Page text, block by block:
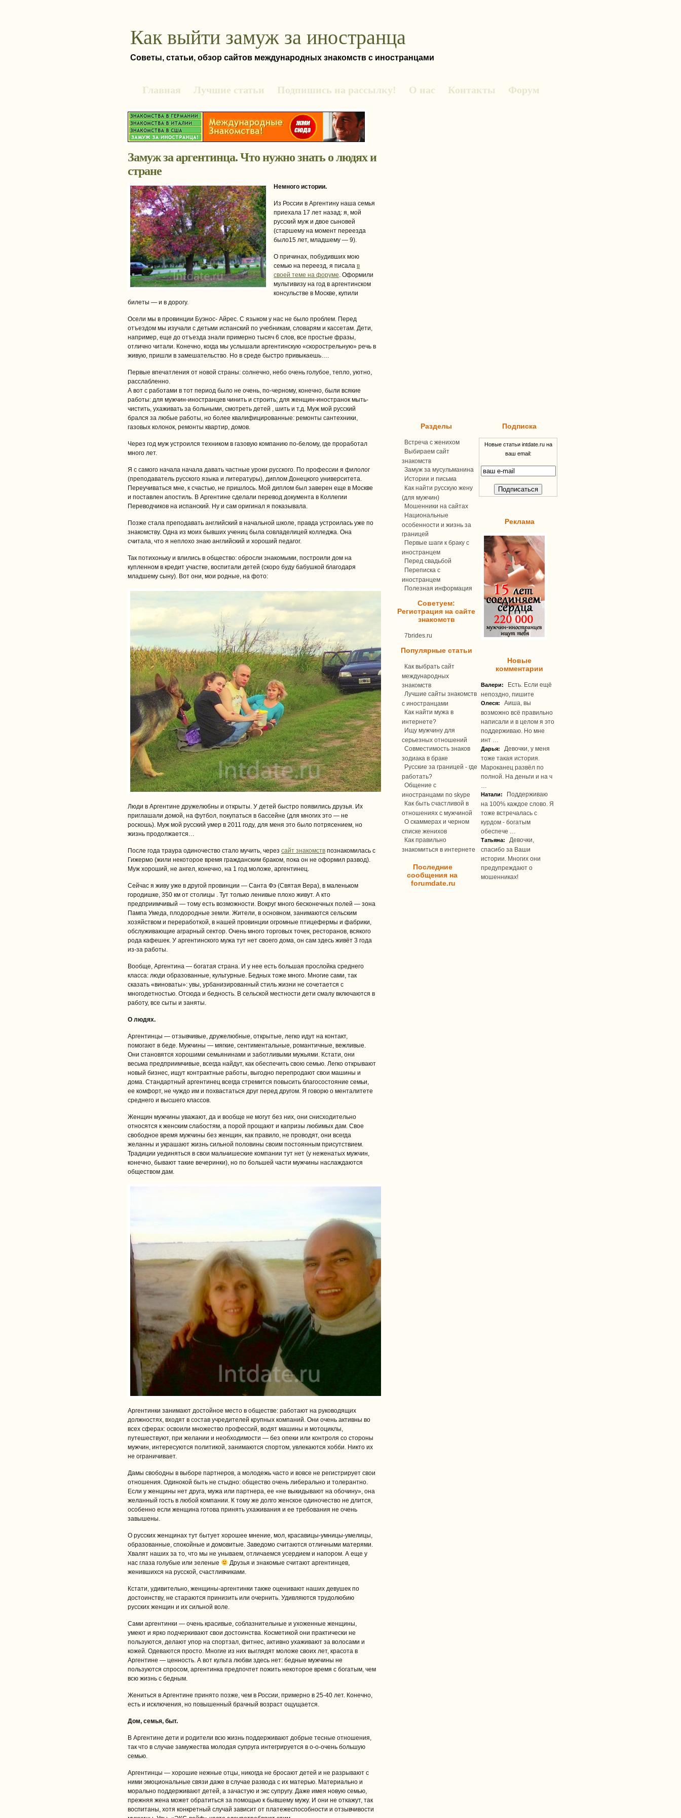
Как выйти замуж за иностранца
Советы, статьи, обзор сайтов международных знакомств с иностранцами
Главная Лучшие статьи Подпишись на рассылку! О нас Контакты Форум
Замуж за аргентинца. Что нужно знать о людях и
стране
Немного истории.
Из России в Аргентину наша семья
приехала 17 лет назад: я, мой
русский муж и двое сыновей
(старшему на момент переезда
было15 лет, младшему — 9).
О причинах, побудивших мою
семью на переезд, я писала в
своей теме на форуме. Оформили
мультивизу на год в аргентинском
консульстве в Москве, купили
билеты — и в дорогу.
Осели мы в провинции Буэнос- Айрес. С языком у нас не было проблем. Перед
отъездом мы изучали с детьми испанский по учебникам, словарям и кассетам. Дети,
например, еще до отъезда знали примерно тысяч 6 слов, все простые фразы,
отлично читали. Конечно, когда мы услышали аргентинскую «скорострельную» речь в
живую, пришли в замешательство. Но в среде быстро привыкаешь….
Первые впечатления от новой страны: солнечно, небо очень голубое, тепло, уютно,
расслабленно.
А вот с работами в тот период было не очень, по-черному, конечно, были всякие
работы: для мужчин-иностранцев чинить и строить; для женщин-иностранок мыть-
чистить, ухаживать за больными, смотреть детей , шить и т.д. Муж мой русский
брался за любые работы, но более квалифицированные: ремонты сантехники,
газовых колонок, ремонты квартир, домов.
Через год муж устроился техником в газовую компанию по-белому, где проработал
много лет.
Я с самого начала начала давать частные уроки русского. По профессии я филолог
(преподаватель русского языка и литературы), диплом Донецкого университета.
Переучиваться мне, к счастью, не пришлось. Мой диплом был заверен еще в Москве
и поставлен апостиль. В Аргентине сделали перевод документа в Коллегии
Переводчиков на испанский. Ну и сам оригинал я показывала.
Позже стала преподавать английский в начальной школе, правда устроилась уже по
знакомству. Одна из моих бывших учениц была совладелицей колледжа. Она
считала, что я неплохо знаю английский и хороший педагог.
Так потихоньку и влились в общество: обросли знакомыми, построили дом на
купленном в кредит участке, воспитали детей (скоро буду бабушкой благодаря
младшему сыну). Вот они, мои родные, на фото:
Люди в Аргентине дружелюбны и открыты. У детей быстро появились друзья. Их
приглашали домой, на футбол, покупаться в бассейне (для многих это — не
роскошь). Муж мой русский умер в 2011 году, для меня это было потрясением, но
жизнь продолжается…
После года траура одиночество стало мучить, через сайт знакомств познакомилась с
Гижермо (жили некоторое время гражданским браком, пока он не оформил развод).
Муж хороший, не ангел, конечно, на 1 год моложе, аргентинец.
Сейчас я живу уже в другой провинции — Санта Фэ (Святая Вера), в маленьком
городишке, 350 км от столицы . Тут только ленивые плохо живут. А кто
предприимчивый — тому есть возможности. Вокруг много бесконечных полей — зона
Пампа Умеда, плодородные земли. Жители, в основном, занимаются сельским
хозяйством и переработкой, в нашей провинции огромные птицефермы и фабрики,
обслуживающие аграрный сектор. Очень много торговых точек, ресторанов, всякого
рода кафешек. У аргентинского мужа тут нет своего дома, он сам здесь живёт 3 года
из-за работы.
Вообще, Аргентина — богатая страна. И у нее есть большая прослойка среднего
класса: люди образованные, культурные. Бедных тоже много. Многие сами, так
сказать «виноваты»: увы, урбанизированный стиль жизни не сочетается с
многодетностью. Отсюда и бедность. В сельской местности дети смалу включаются в
работу, все сыты и заняты.
О людях.
Аргентинцы — отзывчивые, дружелюбные, открытые, легко идут на контакт,
помогают в беде. Мужчины — мягкие, сентиментальные, романтичные, вежливые.
Они становятся хорошими семьянинами и заботливыми мужьями. Кстати, они
весьма предприимчивые, всегда найдут, как обеспечить свою семью. Легко открывают
новый бизнес, ищут контрактные работы, выгодно перепродают свои машины и
дома. Стандартный аргентинец всегда стремится повысить благосостояние семьи,
ее комфорт, не чуждо им и похвастаться друг перед другом. Я говорю о менталитете
среднего и высшего классов.
Женщин мужчины уважают, да и вообще не могут без них, они снисходительно
относятся к женским слабостям, а порой прощают и капризы любимых дам. Свое
свободное время мужчины без женщин, как правило, не проводят, они всегда
желанны и украшают жизнь сильной половины своим постоянным присутствием.
Традиции уединяться в свои мальчишеские компании тут нет (у неженатых мужчин,
конечно, бывают такие вечеринки), но по большей части мужчины наслаждаются
обществом дам.
Аргентинки занимают достойное место в обществе: работают на руководящих
должностях, входят в состав учредителей крупных компаний. Они очень активны во
всех сферах: освоили множество профессий, водят машины и мотоциклы,
путешествуют, при желании и необходимости — без опеки или контроля со стороны
мужчин, интересуются политикой, занимаются спортом, увлекаются хобби. Никто их
не ограничивает.
Дамы cвободны в выборе партнеров, а молодежь часто и вовсе не регистрирует свои
отношения. Одинокой быть не стыдно: общество очень либерально и толерантно.
Если у женщины нет друга, мужа или партнера, ее «не выкидывают на обочину», она
желанный гость в любой компании. К тому же долго женское одиночество не длится,
особенно если женщина готова принять ухаживания и ее требования не очень
завышены.
О русских женщинах тут бытует хорошее мнение, мол, красавицы-умницы-умелицы,
образованные, спокойные и домовитые. Заведомо считаются отличными матерями.
Хвалят наших за то, что мы не унываем, отличаемся усердием и напором. А еще у
нас глаза голубые или зеленые
Друзья и знакомые считают аргентинцев,
женившихся на русской, счастливчиками.
Кстати, удивительно, женщины-аргентинки также оценивают наших девушек по
достоинству, не стараются принизить или очернить. Удивляются трудолюбию
русских женщин и их сильной воле.
Сами аргентинки — очень красивые, соблазнительные и ухоженные женщины,
умеют и ярко подчеркивают свои достоинства. Косметикой они практически не
пользуются, делают упор на спортзал, фитнес, активно ухаживают за волосами и
кожей. Одеваются просто. Многие из них выглядят моложе своих лет, красота в
Аргентине — ценность. А вот культа любви здесь нет: бедные мужчины не
пользуются спросом, аргентинка предпочтет пожить некоторое время с богатым, чем
всю жизнь с бедным.
Жениться в Аргентине принято позже, чем в России, примерно в 25-40 лет. Конечно,
есть и исключения, но повышенный брачный возраст ощущается.
Дом, семья, быт.
В Аргентине дети и родители всю жизнь поддерживают добрые тесные отношения,
так что в случае замужества молодая супруга интегрируется в о-о-очень большую
семью.
Аргентинцы — хорошие нежные отцы, никогда не бросают детей и не разрывают с
ними эмоциональные связи даже в случае развода с их матерью. Материально и
морально поддерживают детей, а зачастую и экс супругу. Даже имея новую семью,
прежняя жена может обратиться за помощью к бывшему мужу. И они не откажут, так
воспитаны, хотя конкретный случай зависит от платежеспособности и отзывчивости
Разделы
Встреча с женихом
Выбираем сайт
знакомств
Замуж за мусульманина
Истории и письма
Как найти русскую жену
(для мужчин)
Мошенники на сайтах
Национальные
особенности и жизнь за
границей
Первые шаги к браку с
иностранцем
Перед свадьбой
Переписка c
иностранцем
Полезная информация
Советуем:
Регистрация на сайте
знакомств
7brides.ru
Популярные статьи
Как выбрать сайт
международных
знакомств
Лучшие сайты знакомств
с иностранцами
Как найти мужа в
интернете?
Ищу мужчину для
серьезных отношений
Совместимость знаков
зодиака в браке
Русские за границей - где
работать?
Общение с
иностранцами по skype
Как быть счастливой в
отношениях с мужчиной
О скаммерах и черном
списке женихов
Как правильно
знакомиться в интернете
Последние
сообщения на
forumdate.ru
Подписка
Новые статьи intdate.ru на
ваш email:
Реклама
Новые
комментарии
Валери: Есть. Если ещё
непоздно, пишите
Олеся:
Аиша, вы
возможно всё правильно
написали и в целом я это
поддерживаю. Но мне
инт …
Дарья:
Девочки, у меня
тоже такая история.
Мароканец развёл по
полной. На деньги и на ч
Натали:
Поддерживаю
на 100% каждое слово. Я
тоже встречалась с
курдом - богатым
обеспече …
Татьяна:
Девочки,
спасибо за Ваши
истории. Многих они
предупреждают о
мошенниках!